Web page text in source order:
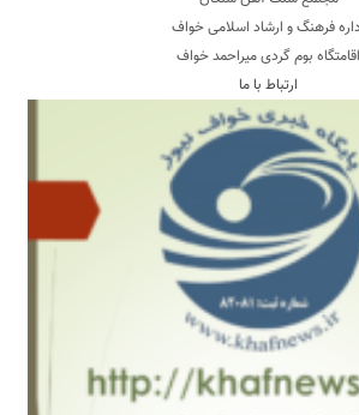
فرهنگ و ارشاد اسلامی خواف
اقامتگاه بوم گردی میراحمد خواف
ارتباط با ما